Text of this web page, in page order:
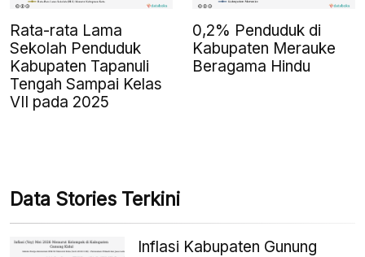
Rata-rata Lama
Sekolah Penduduk
Kabupaten Tapanuli
Tengah Sampai Kelas
VII pada 2025
0,2% Penduduk di
Kabupaten Merauke
Beragama Hindu
Data Stories Terkini
Inflasi Kabupaten Gunung